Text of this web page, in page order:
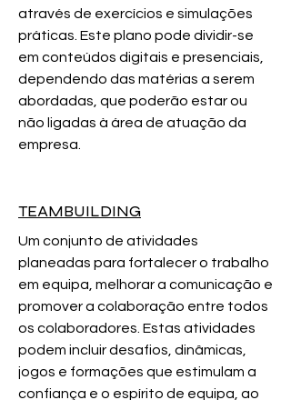
através de exercícios e simulações
práticas. Este plano pode dividir-se
em conteúdos digitais e presenciais,
dependendo das matérias a serem
abordadas, que poderão estar ou
não ligadas à área de atuação da
empresa.
TEAMBUILDING
Um conjunto de atividades
planeadas para fortalecer o trabalho
em equipa, melhorar a comunicação e
promover a colaboração entre todos
os colaboradores. Estas atividades
podem incluir desafios, dinâmicas,
jogos e formações que estimulam a
confiança e o espírito de equipa, ao